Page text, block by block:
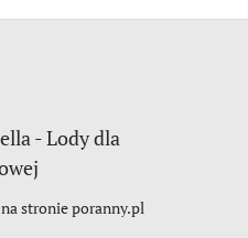
- Lody dla
stronie poranny.pl